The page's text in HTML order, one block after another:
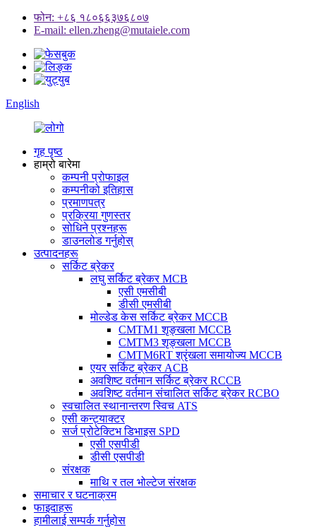
फोन: +८६ १८०६६३७६८०७
E-mail: ellen.zheng@mutaiele.com
English
गृह पृष्ठ
हाम्रो बारेमा
कम्पनी प्रोफाइल
कम्पनीको इतिहास
प्रमाणपत्र
प्रक्रिया गुणस्तर
सोधिने प्रश्नहरू
डाउनलोड गर्नुहोस्
उत्पादनहरू
सर्किट ब्रेकर
लघु सर्किट ब्रेकर MCB
एसी एमसीबी
डीसी एमसीबी
मोल्डेड केस सर्किट ब्रेकर MCCB
CMTM1 शृङ्खला MCCB
CMTM3 शृङ्खला MCCB
CMTM6RT श्रृंखला समायोज्य MCCB
एयर सर्किट ब्रेकर ACB
अवशिष्ट वर्तमान सर्किट ब्रेकर RCCB
अवशिष्ट वर्तमान संचालित सर्किट ब्रेकर RCBO
स्वचालित स्थानान्तरण स्विच ATS
एसी कन्ट्याक्टर
सर्ज प्रोटेक्टिभ डिभाइस SPD
एसी एसपीडी
डीसी एसपीडी
संरक्षक
माथि र तल भोल्टेज संरक्षक
समाचार र घटनाक्रम
फाइदाहरू
हामीलाई सम्पर्क गर्नुहोस